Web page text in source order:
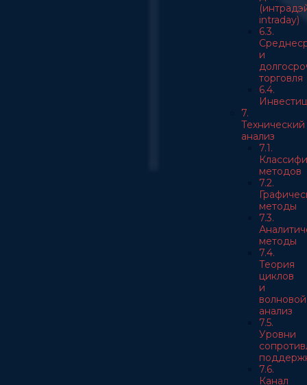
intraday)
6.3.
и
торговля
6.4.
7.
Технический
анализ
7.1.
методов
7.2.
методы
7.3.
методы
7.4.
Теория
циклов
и
волновой
анализ
7.5.
Уровни
7.6.
Канал